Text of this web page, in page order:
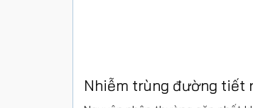
Nhiễm trùng đường tiết